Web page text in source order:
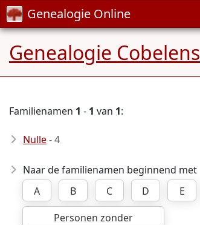
Genealogie Online
Genealogie Cobelens
Familienamen 1 - 1 van 1:
Nulle- 4
Naar de familienamen beginnend met
A
B C D E
Personen zonder